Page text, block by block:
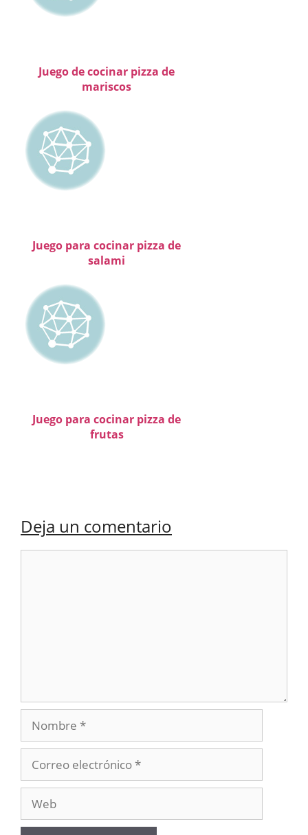
Juego de cocinar pizza de
mariscos
Juego para cocinar pizza de
salami
Juego para cocinar pizza de
frutas
Deja un comentario
Nombre
electrónico